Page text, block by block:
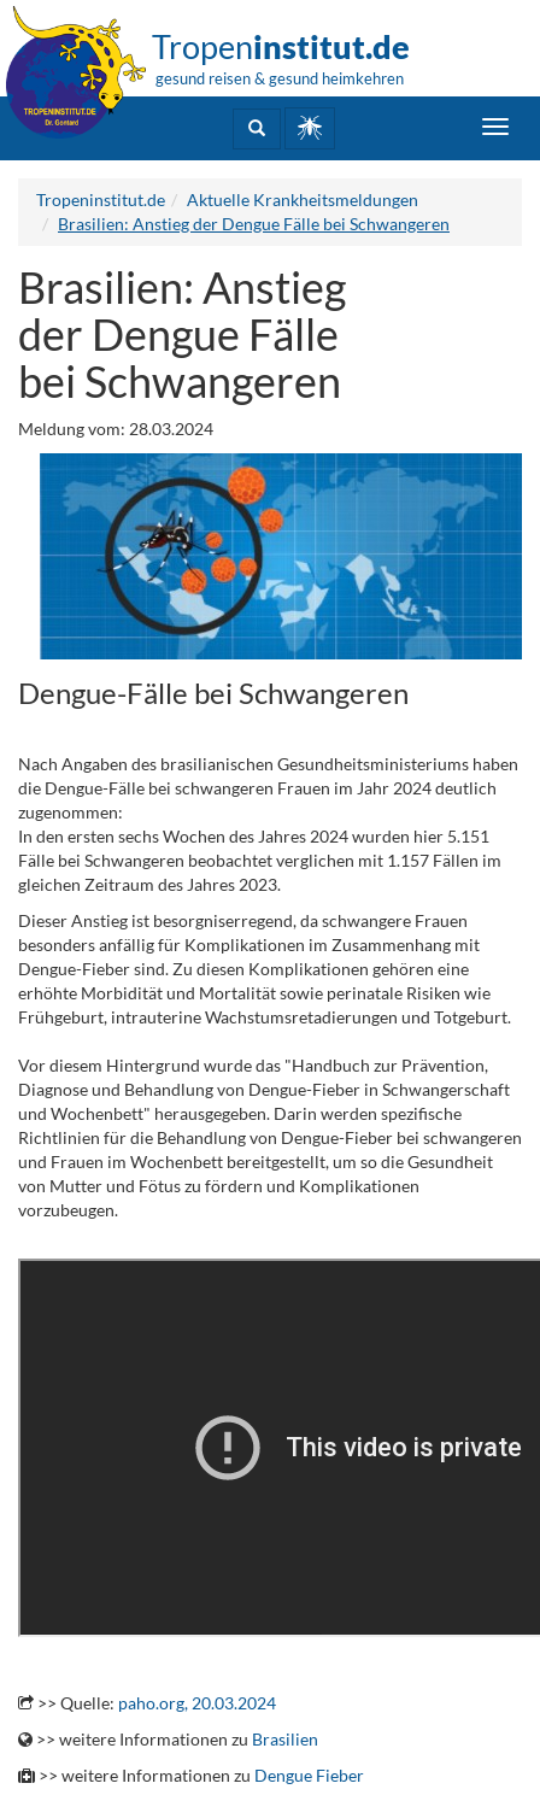
Tropeninstitut.de
gesund reisen & gesund heimkehren
Tropeninstitut.de
Aktuelle Krankheitsmeldungen
Brasilien: Anstieg der Dengue Fälle bei Schwangeren
Brasilien: Anstieg
der Dengue Fälle
bei Schwangeren
Meldung vom: 28.03.2024
Dengue-Fälle bei Schwangeren
Nach Angaben des brasilianischen Gesundheitsministeriums haben
die Dengue-Fälle bei schwangeren Frauen im Jahr 2024 deutlich
zugenommen:
In den ersten sechs Wochen des Jahres 2024 wurden hier 5.151
Fälle bei Schwangeren beobachtet verglichen mit 1.157 Fällen im
gleichen Zeitraum des Jahres 2023.
Dieser Anstieg ist besorgniserregend, da schwangere Frauen
besonders anfällig für Komplikationen im Zusammenhang mit
Dengue-Fieber sind. Zu diesen Komplikationen gehören eine
erhöhte Morbidität und Mortalität sowie perinatale Risiken wie
Frühgeburt, intrauterine Wachstumsretadierungen und Totgeburt.
Vor diesem Hintergrund wurde das "Handbuch zur Prävention,
Diagnose und Behandlung von Dengue-Fieber in Schwangerschaft
und Wochenbett" herausgegeben. Darin werden spezifische
Richtlinien für die Behandlung von Dengue-Fieber bei schwangeren
und Frauen im Wochenbett bereitgestellt, um so die Gesundheit
von Mutter und Fötus zu fördern und Komplikationen
vorzubeugen.
>> Quelle: paho.org, 20.03.2024
>> weitere Informationen zu Brasilien
>> weitere Informationen zu Dengue Fieber